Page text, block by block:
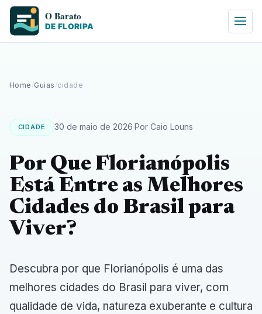
Home /Guias /cidade
CIDADE 30 de maio de 2026·Por Caio Louns
Por Que Florianópolis
Está Entre as Melhores
Cidades do Brasil para
Viver?
Descubra por que Florianópolis é uma das
melhores cidades do Brasil para viver, com
qualidade de vida, natureza exuberante e cultura